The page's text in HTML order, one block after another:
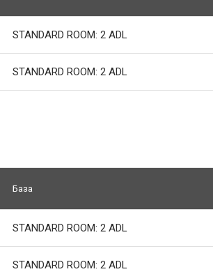
STANDARD ROOM: 2 ADL
STANDARD ROOM: 2 ADL
База
STANDARD ROOM: 2 ADL
STANDARD ROOM: 2 ADL